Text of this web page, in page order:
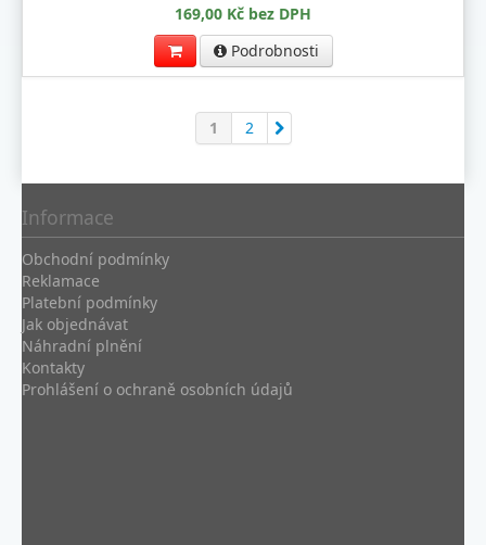
169,00 Kč bez DPH
Podrobnosti
1 2
Informace
Obchodní podmínky
Reklamace
Platební podmínky
Jak objednávat
Náhradní plnění
Kontakty
Prohlášení o ochraně osobních údajů